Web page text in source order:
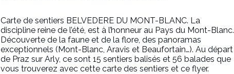
Carte de sentiers BELVEDERE DU MONT-BLANC. La
discipline reine de l’été, est à l’honneur au Pays du Mont-Blanc.
Découverte de la faune et de la flore, des panoramas
exceptionnels (Mont-Blanc, Aravis et Beaufortain…). Au départ
de Praz sur Arly, ce sont 15 sentiers balisés et 56 balades que
vous trouverez avec cette carte des sentiers et ce flyer.